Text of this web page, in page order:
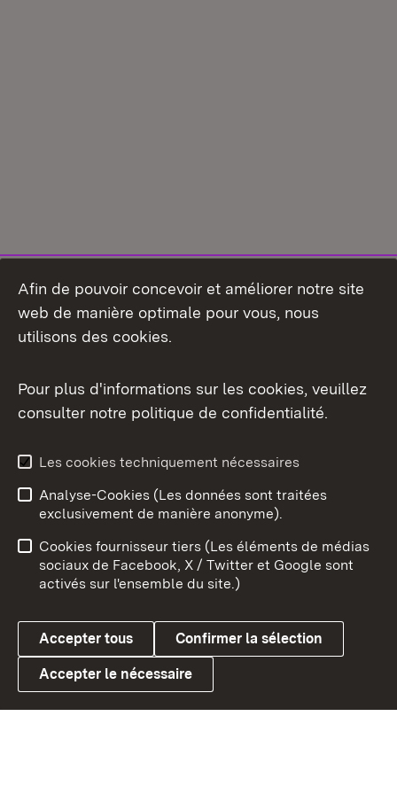
Aperçu des thèmes
Link zum Landesportal
Conseils d'utilisation
Confidentialité
Cookies
Afin de pouvoir concevoir et améliorer notre site
web de manière optimale pour vous, nous
utilisons des cookies.
Pour plus d'informations sur les cookies, veuillez
consulter notre politique de confidentialité.
Les cookies techniquement nécessaires
Analyse-Cookies (Les données sont traitées
exclusivement de manière anonyme).
Cookies fournisseur tiers (Les éléments de médias
sociaux de Facebook, X / Twitter et Google sont
activés sur l'ensemble du site.)
Accepter tous Confirmer la sélection
Accepter le nécessaire